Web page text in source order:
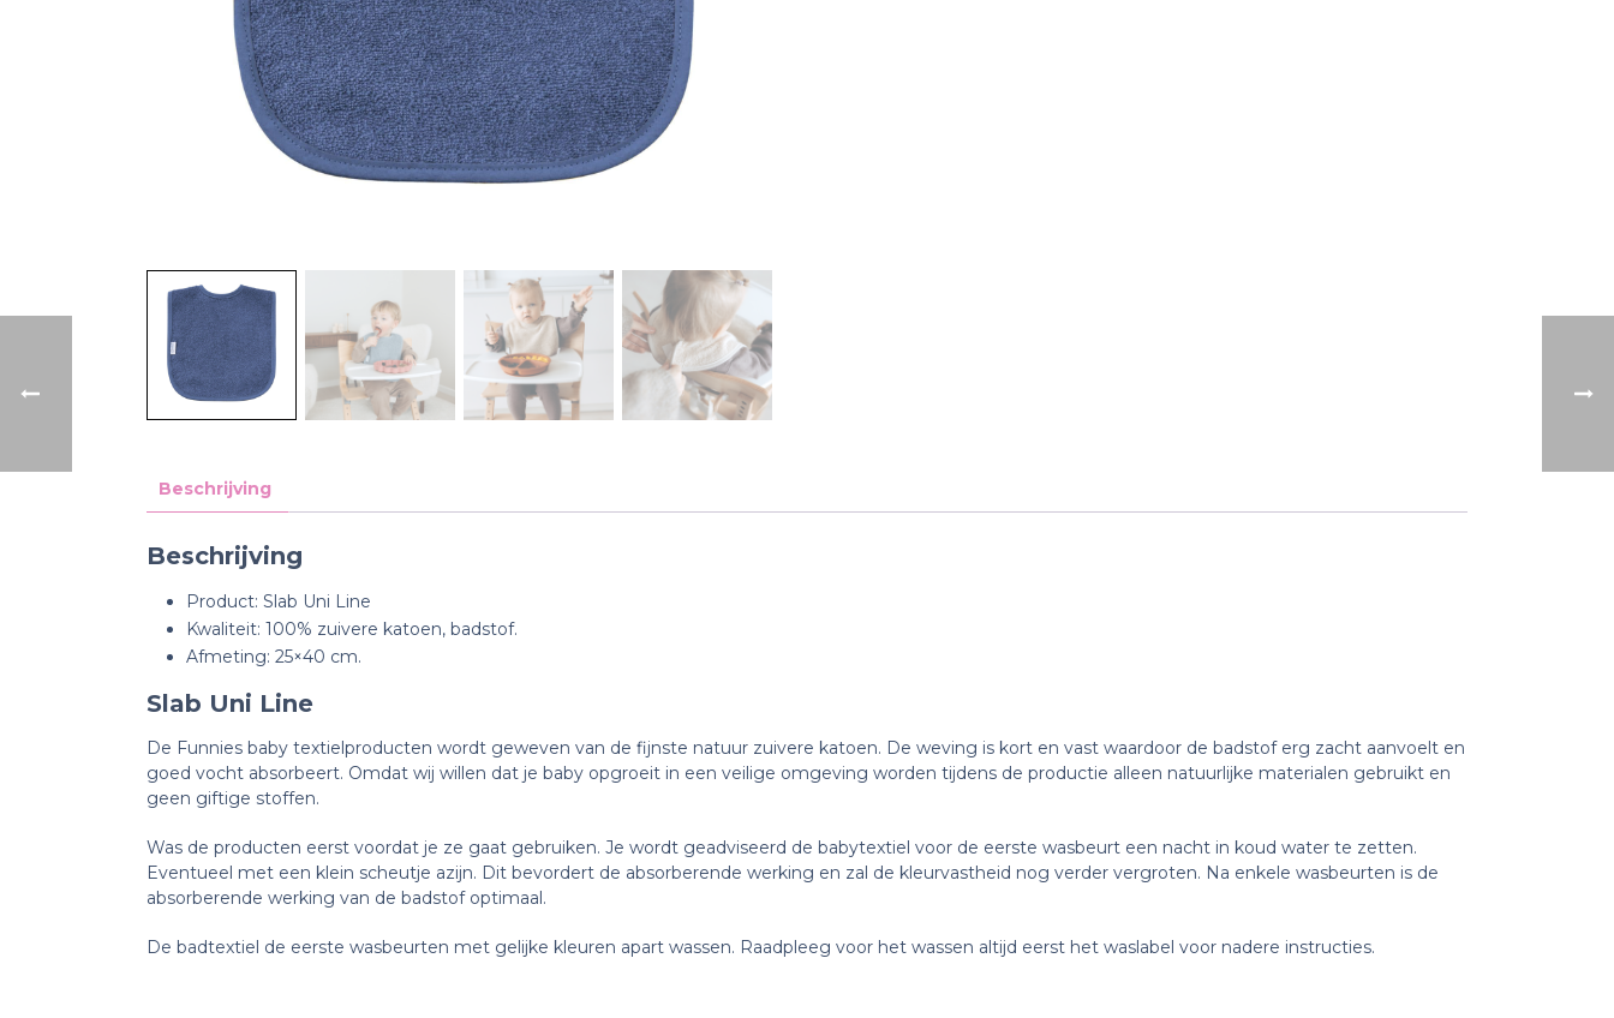
Beschrijving
Beschrijving
Product: Slab Uni Line
Kwaliteit: 100% zuivere katoen, badstof.
Afmeting: 25×40 cm.
Slab Uni Line
De Funnies baby textielproducten wordt geweven van de fijnste natuur zuivere katoen. De weving is kort en vast waardoor de badstof erg zacht aanvoelt en
goed vocht absorbeert. Omdat wij willen dat je baby opgroeit in een veilige omgeving worden tijdens de productie alleen natuurlijke materialen gebruikt en
geen giftige stoffen.
Was de producten eerst voordat je ze gaat gebruiken. Je wordt geadviseerd de babytextiel voor de eerste wasbeurt een nacht in koud water te zetten.
Eventueel met een klein scheutje azijn. Dit bevordert de absorberende werking en zal de kleurvastheid nog verder vergroten. Na enkele wasbeurten is de
absorberende werking van de badstof optimaal.
De badtextiel de eerste wasbeurten met gelijke kleuren apart wassen. Raadpleeg voor het wassen altijd eerst het waslabel voor nadere instructies.